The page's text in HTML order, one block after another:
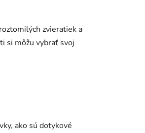
zvieratiek a
si môžu vybrať svoj
ako sú dotykové